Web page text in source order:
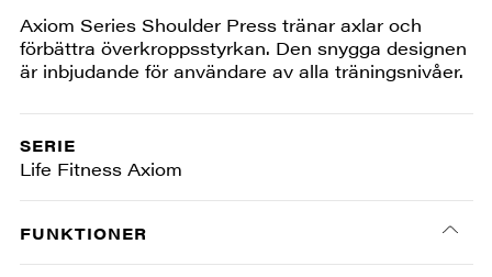
Axiom Series Shoulder Press tränar axlar och
förbättra överkroppsstyrkan. Den snygga designen
är inbjudande för användare av alla träningsnivåer.
SERIE
Life Fitness Axiom
FUNKTIONER